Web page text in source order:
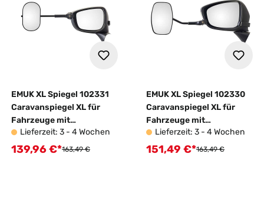
EMUK XL Spiegel 102331
Caravanspiegel XL für
Fahrzeuge mit
Wohnwagen
Lieferzeit: 3 - 4 Wochen
Verkaufspreis:
139,96 €*Regulärer Preis:
163,49 €
EMUK XL Spiegel 102330
Caravanspiegel XL für
Fahrzeuge mit
Wohnwagen
Lieferzeit: 3 - 4 Wochen
Verkaufspreis:
151,49 €*Regulärer Preis:
163,49 €